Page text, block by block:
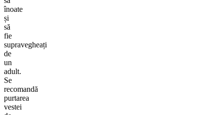
înoate
și
să
fie
supravegheați
de
un
adult.
Se
recomandă
purtarea
vestei